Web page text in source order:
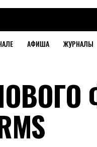
АФИША ЖУРНАЛЫ